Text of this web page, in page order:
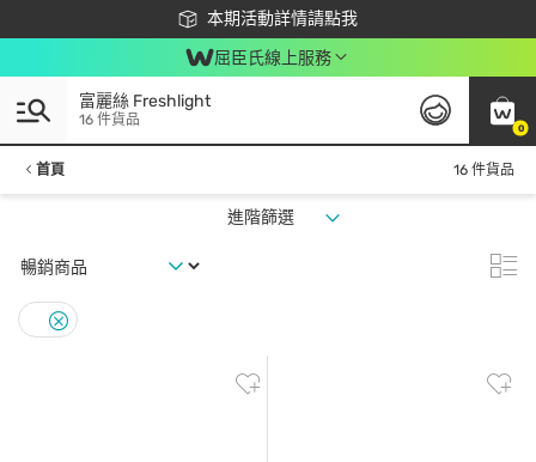
本期活動詳情請點我
下載app最高回饋$350
屈臣氏線上服務
0
富麗絲 Freshlight
16 件貨品
首頁 16 件貨品
進階篩選